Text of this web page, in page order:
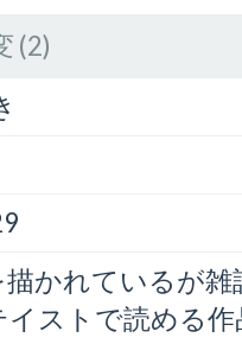
(2)
かれているが
イストで読める